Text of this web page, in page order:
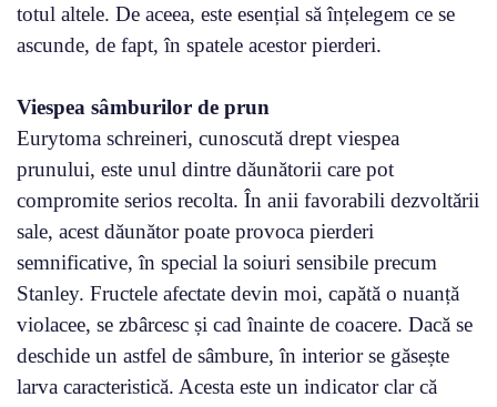
totul altele. De aceea, este esențial să înțelegem ce se
ascunde, de fapt, în spatele acestor pierderi.
Viespea sâmburilor de prun
Eurytoma schreineri, cunoscută drept viespea
prunului, este unul dintre dăunătorii care pot
compromite serios recolta. În anii favorabili dezvoltării
sale, acest dăunător poate provoca pierderi
semnificative, în special la soiuri sensibile precum
Stanley. Fructele afectate devin moi, capătă o nuanță
violacee, se zbârcesc și cad înainte de coacere. Dacă se
deschide un astfel de sâmbure, în interior se găsește
larva caracteristică. Acesta este un indicator clar că